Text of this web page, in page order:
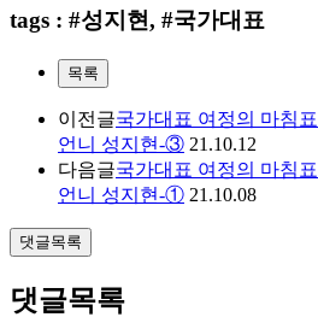
tags : #성지현, #국가대표
목록
이전글국가대표 여정의 마침
언니 성지현-③ 21.10.12
다음글국가대표 여정의 마침
언니 성지현-① 21.10.08
댓글목록
댓글목록